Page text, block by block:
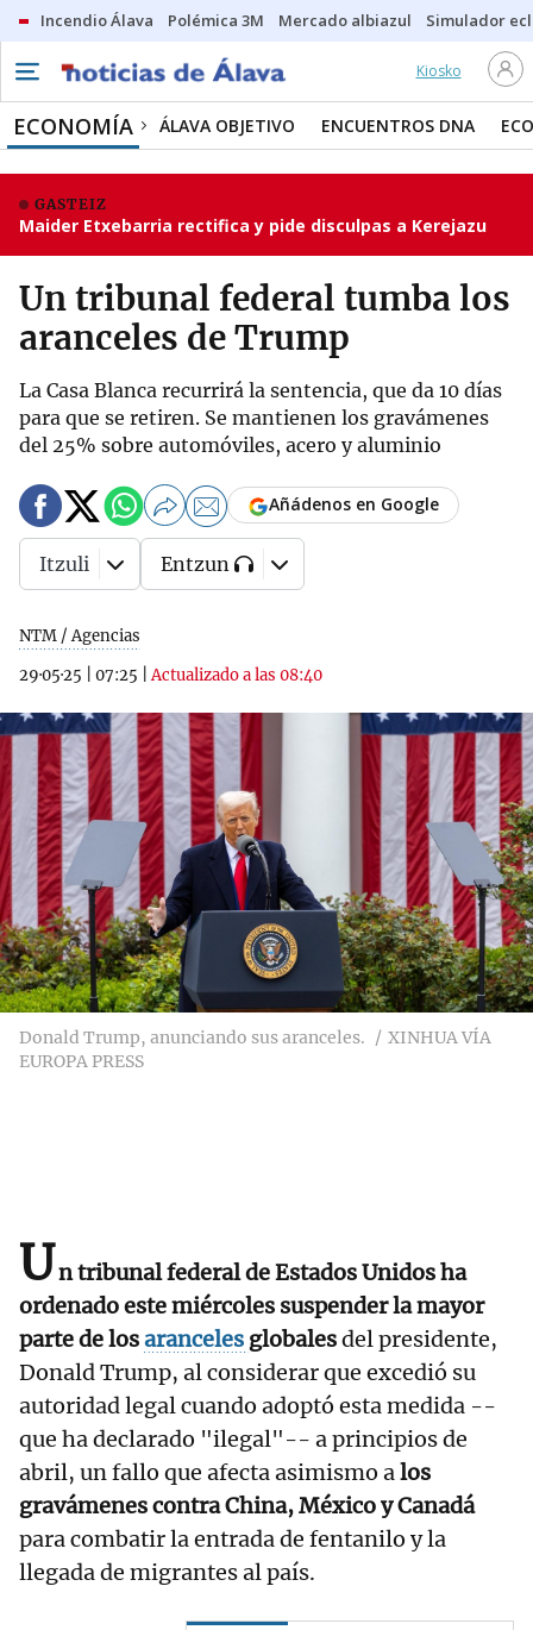
Incendio Álava Polémica 3M Mercado albiazul Simulador
Kiosko
ECONOMÍA ÁLAVA OBJETIVO ENCUENTROS DNA
GASTEIZ
Maider Etxebarria rectifica y pide disculpas a Kerejazu
Un tribunal federal tumba los
aranceles de Trump
La Casa Blanca recurrirá la sentencia, que da 10 días
para que se retiren. Se mantienen los gravámenes
del 25% sobre automóviles, acero y aluminio
NTM / Agencias
29·05·25
07:25 |Actualizado a las 08:40
Añádenos en Google
Itzuli Entzun
Donald Trump, anunciando sus aranceles.
XINHUA VÍA
EUROPA PRESS
Un tribunal federal de Estados Unidos ha
ordenado este miércoles suspender la mayor
parte de losaranceles globalesdel presidente,
Donald Trump, al considerar que excedió su
autoridad legal cuando adoptó esta medida --
que ha declarado "ilegal"-- a principios de
abril, un fallo que afecta asimismo alos
gravámenes contra China, México y Canadá
para combatir la entrada de fentanilo y la
llegada de migrantes al país.